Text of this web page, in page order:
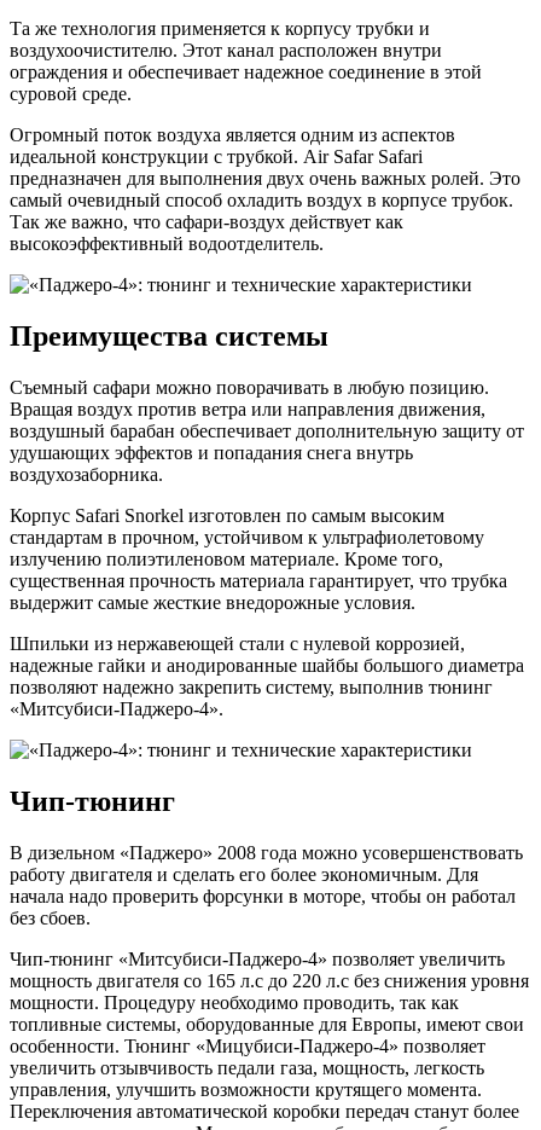
Та же технология применяется к корпусу трубки и
воздухоочистителю. Этот канал расположен внутри
ограждения и обеспечивает надежное соединение в этой
суровой среде.
Огромный поток воздуха является одним из аспектов
идеальной конструкции с трубкой. Air Safar Safari
предназначен для выполнения двух очень важных ролей. Это
самый очевидный способ охладить воздух в корпусе трубок.
Так же важно, что сафари-воздух действует как
высокоэффективный водоотделитель.
Преимущества системы
Съемный сафари можно поворачивать в любую позицию.
Вращая воздух против ветра или направления движения,
воздушный барабан обеспечивает дополнительную защиту от
удушающих эффектов и попадания снега внутрь
воздухозаборника.
Корпус Safari Snorkel изготовлен по самым высоким
стандартам в прочном, устойчивом к ультрафиолетовому
излучению полиэтиленовом материале. Кроме того,
существенная прочность материала гарантирует, что трубка
выдержит самые жесткие внедорожные условия.
Шпильки из нержавеющей стали с нулевой коррозией,
надежные гайки и анодированные шайбы большого диаметра
позволяют надежно закрепить систему, выполнив тюнинг
«Митсубиси-Паджеро-4».
Чип-тюнинг
В дизельном «Паджеро» 2008 года можно усовершенствовать
работу двигателя и сделать его более экономичным. Для
начала надо проверить форсунки в моторе, чтобы он работал
без сбоев.
Чип-тюнинг «Митсубиси-Паджеро-4» позволяет увеличить
мощность двигателя со 165 л.с до 220 л.с без снижения уровня
мощности. Процедуру необходимо проводить, так как
топливные системы, оборудованные для Европы, имеют свои
особенности. Тюнинг «Мицубиси-Паджеро-4» позволяет
увеличить отзывчивость педали газа, мощность, легкость
управления, улучшить возможности крутящего момента.
Переключения автоматической коробки передач станут более